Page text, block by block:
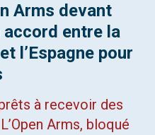
Arms devant
accord entre la
l’Espagne pour
à recevoir des
Arms, bloqué